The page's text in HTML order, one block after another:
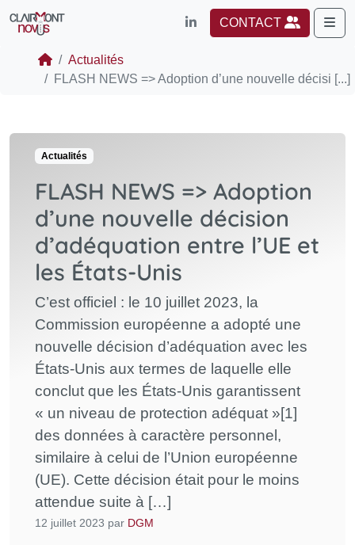
CONTACT
Actualités
FLASH NEWS => Adoption d’une nouvelle décisi [...]
Actualités
FLASH NEWS => Adoption
d’une nouvelle décision
d’adéquation entre l’UE et
les États-Unis
C’est officiel : le 10 juillet 2023, la
Commission européenne a adopté une
nouvelle décision d’adéquation avec les
États-Unis aux termes de laquelle elle
conclut que les États-Unis garantissent
« un niveau de protection adéquat »[1]
des données à caractère personnel,
similaire à celui de l’Union européenne
(UE). Cette décision était pour le moins
attendue suite à […]
12 juillet 2023 par DGM